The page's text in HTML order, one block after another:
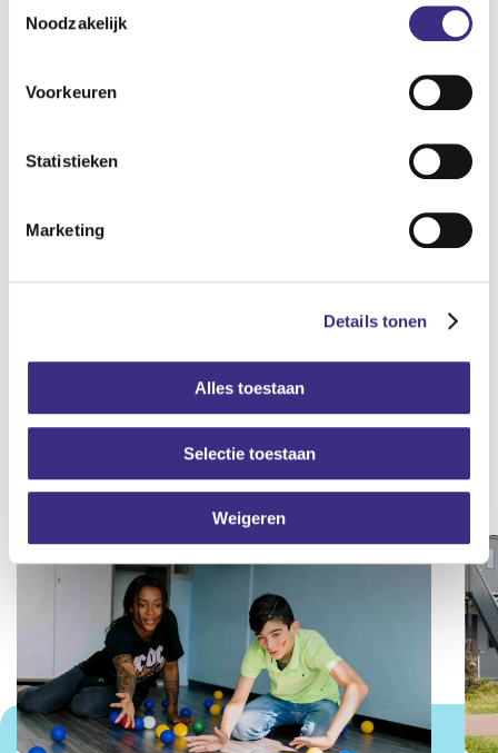
Noodzakelijk
Voorkeuren
Statistieken
Marketing
Details tonen
Alles toestaan
Selectie toestaan
Weigeren
Meer vacaturesin de zorg